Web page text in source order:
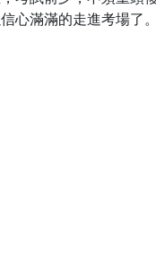
心滿滿的走進考場了。